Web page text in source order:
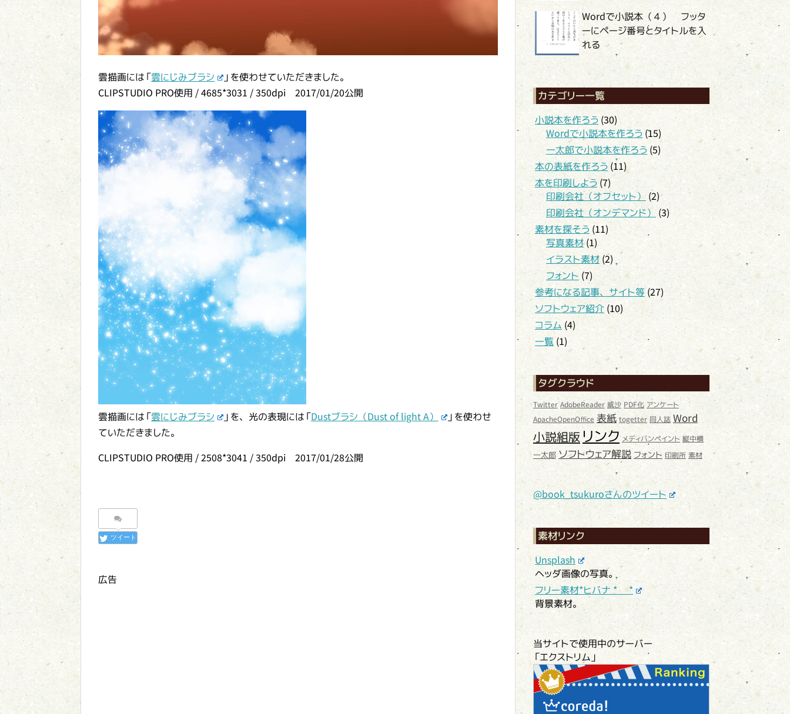
雲描画には「雲にじみブラシ
」を使わせていただきました。
CLIPSTUDIO PRO使用 / 4685*3031 / 350dpi 2017/01/20公開
雲描画には「雲にじみブラシ 」を、光の表現には「Dustブラシ（Dust of light A）
」を使わせ
ていただきました。
CLIPSTUDIO PRO使用 / 2508*3041 / 350dpi 2017/01/28公開
ツイート
広告
Wordで小説本（４） フッタ
ーにページ番号とタイトルを入
れる
カテゴリー一覧
小説本を作ろう (30)
Wordで小説本を作ろう(15)
一太郎で小説本を作ろう (5)
本の表紙を作ろう(11)
本を印刷しよう (7)
印刷会社（オフセット） (2)
印刷会社（オンデマンド） (3)
素材を探そう(11)
写真素材(1)
イラスト素材(2)
フォント(7)
参考になる記事、サイト等 (27)
ソフトウェア紹介 (10)
コラム (4)
一覧 (1)
タグクラウド
Twitter AdobeReader 威沙 PDF化 アンケート
ApacheOpenOffice 表紙 togetter 同人誌 Word
小説組版 リンク メディバンペイント 縦中横
一太郎 ソフトウェア解説 フォント 印刷所 素材
@book_tsukuroさんのツイート
素材リンク
Unsplash
ヘッダ画像の写真。
フリー素材*ヒバナ * *
背景素材。
当サイトで使用中のサーバー
「エクストリム」